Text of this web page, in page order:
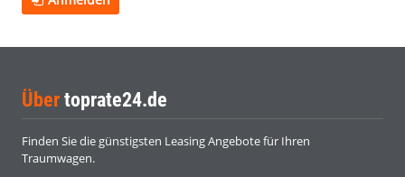
Über toprate24.de
Finden Sie die günstigsten Leasing Angebote für Ihren
Traumwagen.